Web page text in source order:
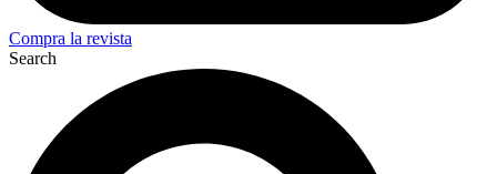
Compra la revista
Search